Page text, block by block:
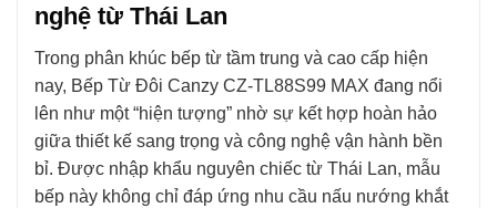
nghệ từ Thái Lan
Trong phân khúc bếp từ tầm trung và cao cấp hiện
nay, Bếp Từ Đôi Canzy CZ-TL88S99 MAX đang nổi
lên như một “hiện tượng” nhờ sự kết hợp hoàn hảo
giữa thiết kế sang trọng và công nghệ vận hành bền
bỉ. Được nhập khẩu nguyên chiếc từ Thái Lan, mẫu
bếp này không chỉ đáp ứng nhu cầu nấu nướng khắt